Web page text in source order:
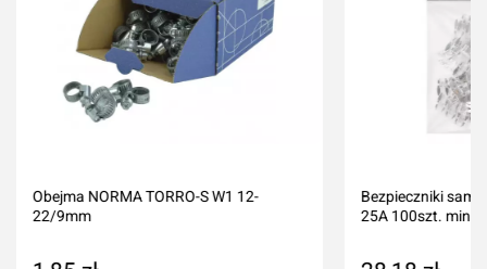
Obejma NORMA TORRO-S W1 12-
22/9mm
Bezpieczniki
25A 100szt. mini